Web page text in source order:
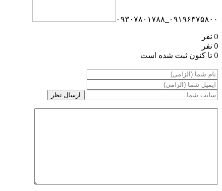
۰۹۱۹۶۳۷۵۸۰۰_۰۹۳۰۷۸۰۱۷۸۸
0 نفر
0 نفر
0 تا کنون ثبت شده است